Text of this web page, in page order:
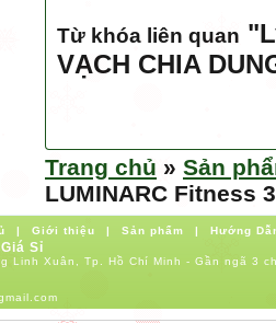
Từ khóa liên quan "
VẠCH CHIA
Trang chủ » Sản
LUMINARC Fitness
| Giới thiệu | Sản phẩm | Hướng
Sỉ
Linh Xuân, Tp. Hồ Chí Minh - Gần ngã 3